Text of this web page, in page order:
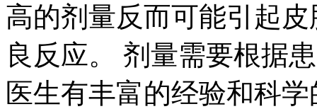
高的剂量反而可能引起
良反应。 剂量需要根据
医生有丰富的经验和科